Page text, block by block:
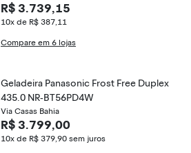
R$ 3.739,15
10x de R$ 387,11
Compare em 6 lojas
Geladeira Panasonic Frost Free Duplex
435.0 NR-BT56PD4W
Via Casas Bahia
R$ 3.799,00
10x de R$ 379,90 sem juros